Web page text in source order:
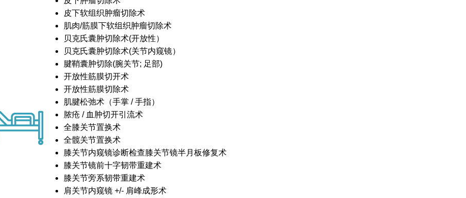
皮下软组织肿瘤切除术
肌肉/筋膜下软组织肿瘤切除术
贝克氏囊肿切除术(开放性）
贝克氏囊肿切除术(关节内窥镜）
腱鞘囊肿切除(腕关节; 足部)
开放性筋膜切开术
开放性筋膜切除术
肌腱松弛术（手掌 / 手指）
脓疮 / 血肿切开引流术
全膝关节置换术
全髋关节置换术
膝关节内窥镜诊断检查膝关节镜半月板修复术
膝关节镜前十字韧带重建术
膝关节旁系韧带重建术
肩关节内窥镜 +/- 肩峰成形术